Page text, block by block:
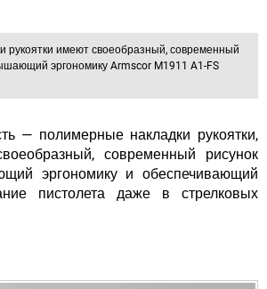
рукоятки имеют своеобразный, современный
эргономику Armscor M1911 A1-FS
— полимерные накладки рукоятки,
современный рисунок
эргономику и обеспечивающий
пистолета даже в стрелковых